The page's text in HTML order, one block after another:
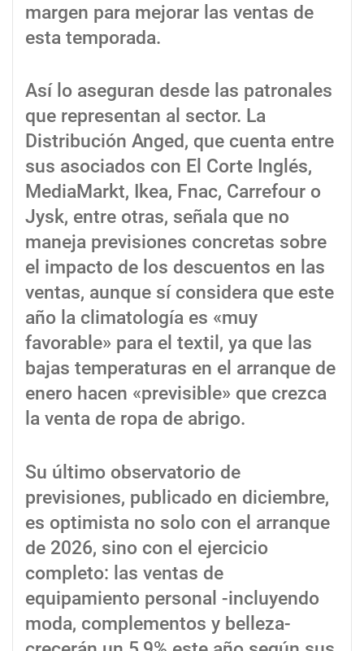
margen para mejorar las ventas de
esta temporada.
Así lo aseguran desde las patronales
que representan al sector. La
Distribución Anged, que cuenta entre
sus asociados con El Corte Inglés,
MediaMarkt, Ikea, Fnac, Carrefour o
Jysk, entre otras, señala que no
maneja previsiones concretas sobre
el impacto de los descuentos en las
ventas, aunque sí considera que este
año la climatología es «muy
favorable» para el textil, ya que las
bajas temperaturas en el arranque de
enero hacen «previsible» que crezca
la venta de ropa de abrigo.
Su último observatorio de
previsiones, publicado en diciembre,
es optimista no solo con el arranque
de 2026, sino con el ejercicio
completo: las ventas de
equipamiento personal -incluyendo
moda, complementos y belleza-